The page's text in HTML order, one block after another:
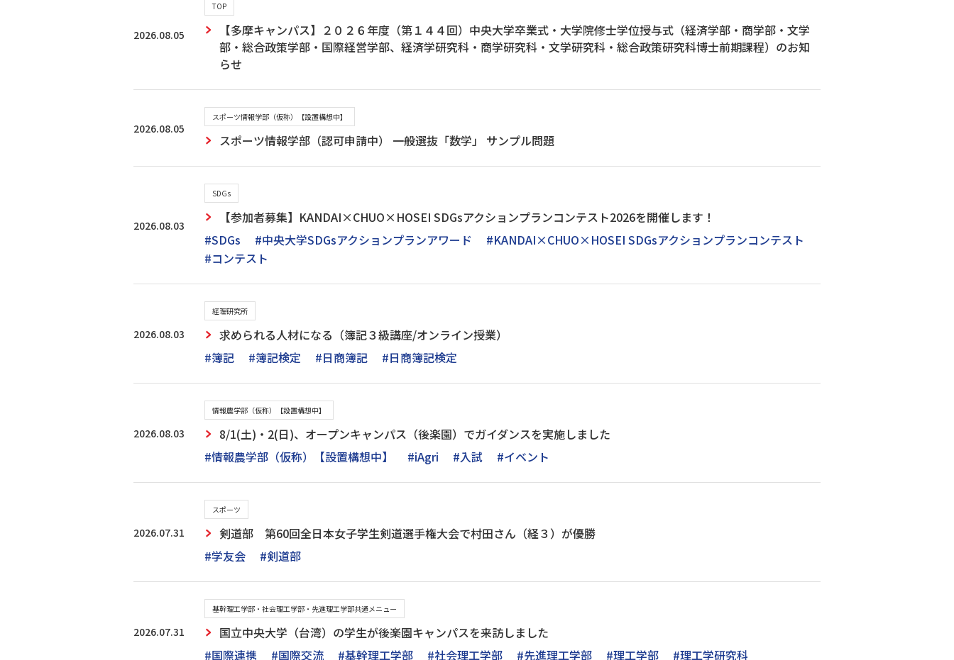
2026.08.05
TOP
【多摩キャンパス】２０２６年度（第１４４回）中央大学卒業式・大学院修士学位授与式（経済学部・商学部・文学
部・総合政策学部・国際経営学部、経済学研究科・商学研究科・文学研究科・総合政策研究科博士前期課程）のお知
らせ
2026.08.05
スポーツ情報学部（仮称）【設置構想中】
スポーツ情報学部（認可申請中） 一般選抜「数学」 サンプル問題
2026.08.03
SDGs
【参加者募集】KANDAI×CHUO×HOSEI SDGsアクションプランコンテスト2026を開催します！
#SDGs
#中央大学SDGsアクションプランアワード
#KANDAI×CHUO×HOSEI SDGsアクションプランコンテスト
#コンテスト
2026.08.03
経理研究所
求められる人材になる（簿記３級講座/オンライン授業）
#簿記
#簿記検定 #日商簿記 #日商簿記検定
2026.08.03
情報農学部（仮称）【設置構想中】
8/1(土)・2(日)、オープンキャンパス（後楽園）でガイダンスを実施しました
#情報農学部（仮称）【設置構想中】
#iAgri #入試 #イベント
2026.07.31
スポーツ
剣道部 第60回全日本女子学生剣道選手権大会で村田さん（経３）が優勝
#学友会
#剣道部
2026.07.31
基幹理工学部・社会理工学部・先進理工学部共通メニュー
国立中央大学（台湾）の学生が後楽園キャンパスを来訪しました
#国際連携
#国際交流 #基幹理工学部 #社会理工学部 #先進理工学部 #理工学部 #理工学研究科